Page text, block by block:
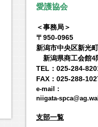
愛護協会
＜事務局＞
〒950-0965
新潟市中央区新光
新潟県商工会館4
TEL：025-284-
FAX：025-288-
e-mail：
niigata-
支部一覧